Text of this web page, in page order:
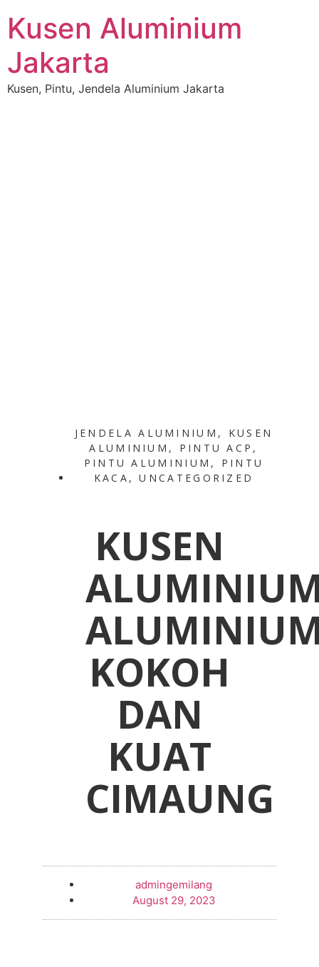
Kusen Aluminium
Jakarta
Kusen, Pintu, Jendela Aluminium Jakarta
JENDELA ALUMINIUM , KUSEN
ALUMINIUM , PINTU ACP ,
PINTU ALUMINIUM , PINTU
KACA ,UNCATEGORIZED
KUSEN
KOKOH
DAN
KUAT
CIMAUNG
admingemilang
August 29, 2023